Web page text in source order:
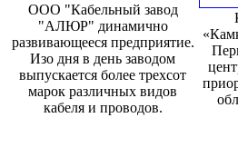
ООО "Кабельный завод
"АЛЮР" динамично
развивающееся предприятие.
Изо дня в день заводом
выпускается более трехсот
марок различных видов
кабеля и проводов.